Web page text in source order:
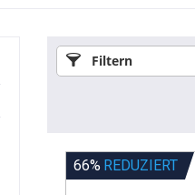
Filtern
66% REDUZIERT